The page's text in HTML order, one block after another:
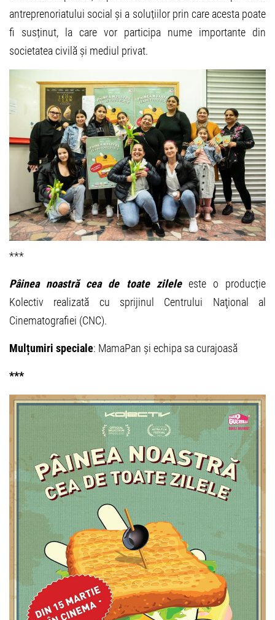
antreprenoriatului social și a soluțiilor prin care acesta poate
fi susținut, la care vor participa nume importante din
societatea civilă și mediul privat.
***
Pâinea noastră cea de toate zilele este o producție
Kolectiv realizată cu sprijinul Centrului Naţional al
Cinematografiei (CNC).
Mulțumiri speciale: MamaPan și echipa sa curajoasă
***